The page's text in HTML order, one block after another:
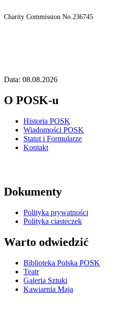
Charity Commission No.236745
Data: 08.08.2026
O POSK-u
Historia POSK
Wiadomości POSK
Statut i Formularze
Kontakt
Dokumenty
Polityka prywatności
Polityka ciasteczek
Warto odwiedzić
Biblioteka Polska POSK
Teatr
Galeria Sztuki
Kawiarnia Maja